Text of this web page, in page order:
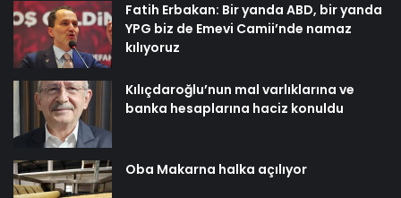
Fatih Erbakan: Bir yanda ABD, bir yanda
YPG biz de Emevi Camii’nde namaz
kılıyoruz
Kılıçdaroğlu’nun mal varlıklarına ve
banka hesaplarına haciz konuldu
Oba Makarna halka açılıyor